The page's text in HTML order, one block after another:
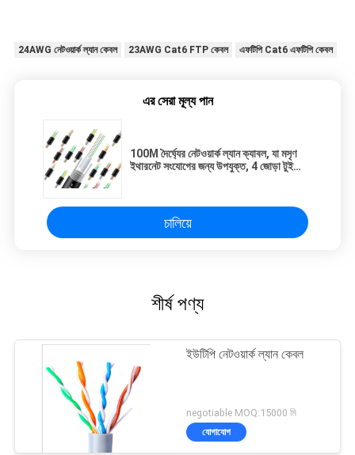
24AWG নেটওয়ার্ক ল্যান কেবল 23AWG Cat6 FTP কেবল এফটিপি Cat6 এফটিপি কেবল
এর সেরা মূল্য পান
100M দৈর্ঘ্যের নেটওয়ার্ক ল্যান ক্যাবল, যা মসৃণ
ইথারনেট সংযোগের জন্য উপযুক্ত, 4 জোড়া টুইস্টেড
চালিয়ে
শীর্ষ পণ্য
ইউটিপি নেটওয়ার্ক ল্যান কেবল
negotiable MOQ:15000 মি
যোগাযোগ